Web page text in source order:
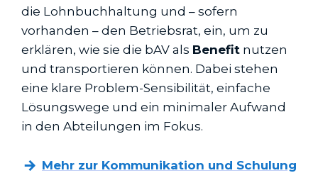
die Lohnbuchhaltung und – sofern
vorhanden – den Betriebsrat, ein, um zu
erklären, wie sie die bAV als Benefit nutzen
und transportieren können. Dabei stehen
eine klare Problem-Sensibilität, einfache
Lösungswege und ein minimaler Aufwand
in den Abteilungen im Fokus.
Mehr zur Kommunikation und Schulung